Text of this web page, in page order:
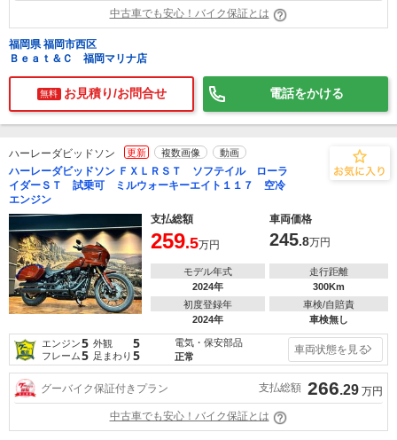
中古車でも安心！バイク保証とは
福岡県 福岡市西区
Ｂｅａｔ＆Ｃ 福岡マリナ店
無料 お見積り/お問合せ 電話をかける
ハーレーダビッドソン 更新 複数画像 動画
ハーレーダビッドソン ＦＸＬＲＳＴ ソフテイル ローラ
イダーＳＴ 試乗可 ミルウォーキーエイト１１７ 空冷
エンジン
支払総額
車両価格
259.5万円 245.8万円
モデル年式
2024年
走行距離
300Km
初度登録年
2024年
車検/自賠責
車検無し
エンジン5 外観 5
フレーム5 足まわり 5
電気・保安部品
正常
車両状態を見る
グーバイク保証付きプラン 支払総額 266.29 万円
中古車でも安心！バイク保証とは